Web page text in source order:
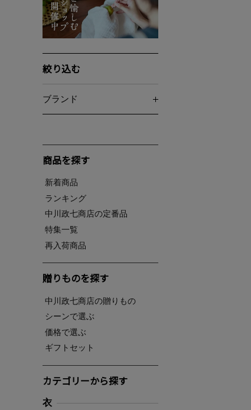
絞り込む
ブランド
商品を探す
新着商品
ランキング
中川政七商店の定番品
特集一覧
再入荷商品
贈りものを探す
中川政七商店の贈りもの
シーンで選ぶ
価格で選ぶ
ギフトセット
カテゴリーから探す
衣